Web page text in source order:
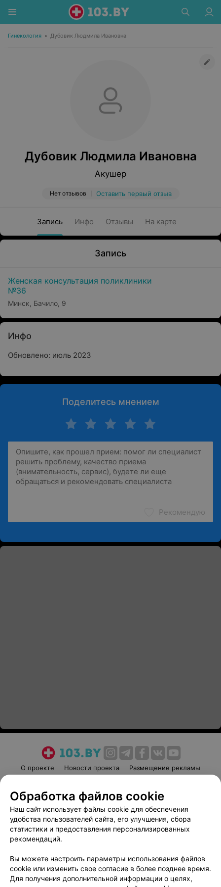
Гинекология • Дубовик Людмила Ивановна
Дубовик Людмила Ивановна
Акушер
Нет отзывов Оставить первый отзыв
Запись Инфо Отзывы На карте
Запись
Женская консультация поликлиники
№36
Минск, Бачило, 9
Инфо
Обновлено: июль 2023
Поделитесь мнением
Рекомендую
О проекте Новости проекта
Размещение рекламы
Пользовательское соглашение
Способы оплаты
Вакансии
Партнеры
Написать руководителю 103.by
Обработка персональных данных
Обработка файлов cookie
Наш сайт использует файлы cookie для обеспечения
удобства пользователей сайта, его улучшения, сбора
статистики и предоставления персонализированных
рекомендаций.
Вы можете настроить параметры использования файлов
cookie или изменить свое согласие в более позднее время.
Для получения дополнительной информации о целях,